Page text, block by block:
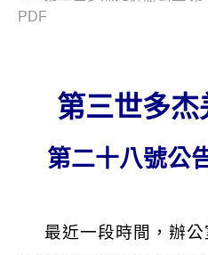
PDF
第三世多
第二十八號公
最近一段時間，辦